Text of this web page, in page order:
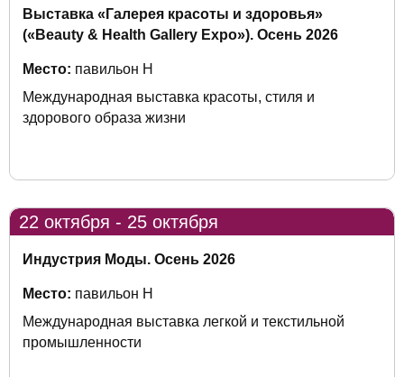
Выставка «Галерея красоты и здоровья»
(«Beauty & Health Gallery Expo»). Осень 2026
Место: павильон H
Международная выставка красоты, стиля и
здорового образа жизни
22 октября - 25 октября
Индустрия Моды. Осень 2026
Место: павильон H
Международная выставка легкой и текстильной
промышленности